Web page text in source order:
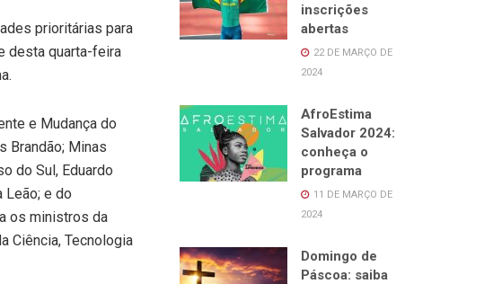
prioritárias para
desta quarta-feira
e Mudança do
Brandão; Minas
do Sul, Eduardo
Leão; e do
os ministros da
Ciência, Tecnologia
inscrições
abertas
22 DE MARÇO DE
2024
AfroEstima
Salvador 2024:
conheça o
programa
11 DE MARÇO DE
2024
Domingo de
Páscoa: saiba